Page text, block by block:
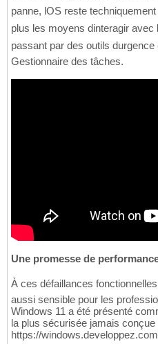
panne, lOS reste
plus les moyens dinteragir avec
passant par des outils
Gestionnaire des tâches.
Une promesse de
À ces défaillances
aussi sensible pour les
Windows 11 a été présenté
la plus sécurisée jamais
https://